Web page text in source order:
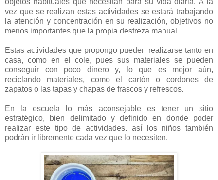
objetos habituales que necesitan para su vida diaria. A la
vez que se realizan estas actividades se estará trabajando
la atención y concentración en su realización, objetivos no
menos importantes que la propia destreza manual.
Estas actividades que propongo pueden realizarse tanto en
casa, como en el cole, pues sus materiales se pueden
conseguir con poco dinero y, lo que es mejor aún,
reciclando materiales, como el cartón o cordones de
zapatos o las tapas y chapas de frascos y refrescos.
En la escuela lo más aconsejable es tener un sitio
estratégico, bien delimitado y definido en donde poder
realizar este tipo de actividades, así los niños también
podrán ir libremente cada vez que lo necesiten.